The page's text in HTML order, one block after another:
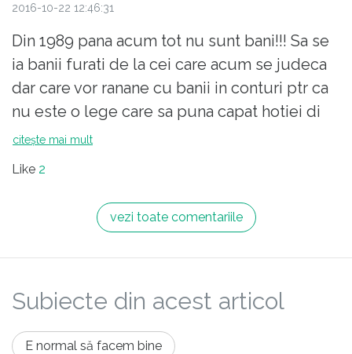
2016-10-22 12:46:31
Din 1989 pana acum tot nu sunt bani!!! Sa se
ia banii furati de la cei care acum se judeca
dar care vor ranane cu banii in conturi ptr ca
nu este o lege care sa puna capat hotiei di
Romania! Sa stranga toti banii furati si sa se
citește mai mult
Like 2
vezi toate comentariile
Subiecte din acest articol
E normal să facem bine